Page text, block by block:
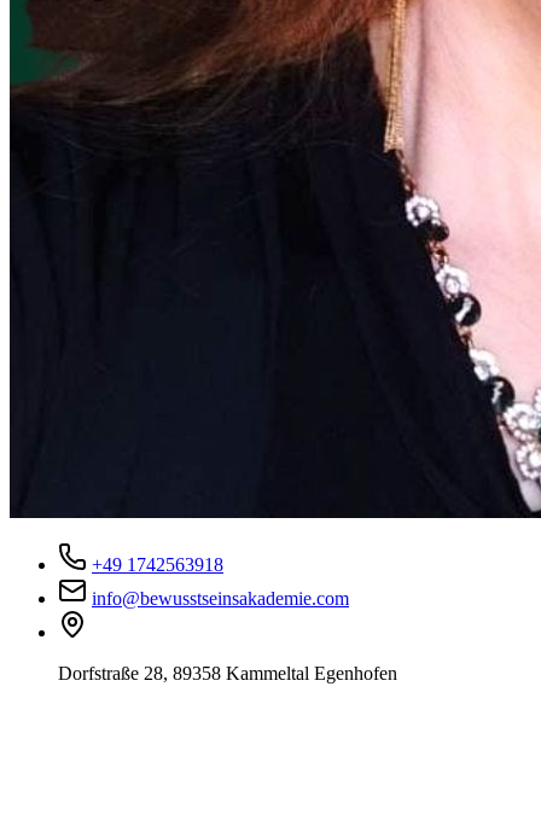
+49 1742563918
info@bewusstseinsakademie.com
Dorfstraße 28, 89358 Kammeltal Egenhofen